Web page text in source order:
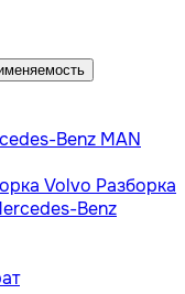
Benz MAN
Volvo Разборка
Benz